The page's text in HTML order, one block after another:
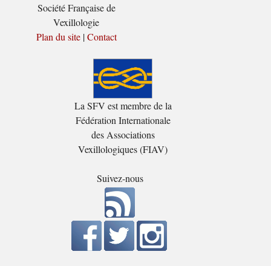
Société Française de
Vexillologie
Plan du site|Contact
La SFV est membre de la
Fédération Internationale
des Associations
Vexillologiques (FIAV)
Suivez-nous